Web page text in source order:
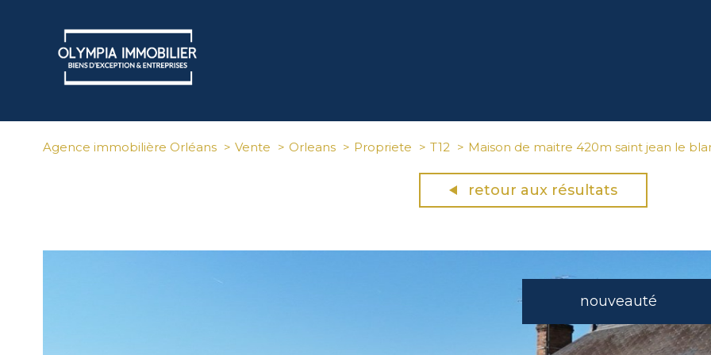
Agence immobilière Orléans Vente Orleans Propriete T12 Maison de maitre 420m saint jean le
retour aux résultats
nouveauté